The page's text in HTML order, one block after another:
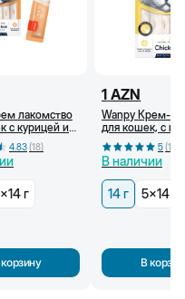
лакомство
с курицей и
г
4.83(18)
г
1 AZN
Wanpy Крем-
для кошек, с
5(18
В наличии
14 г 5x14 г
В